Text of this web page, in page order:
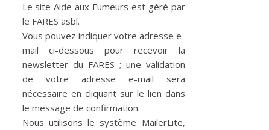
Le site Aide aux Fumeurs est géré par
le FARES asbl.
Vous pouvez indiquer votre adresse e-
mail ci-dessous pour recevoir la
newsletter du FARES ; une validation
de votre adresse e-mail sera
nécessaire en cliquant sur le lien dans
le message de confirmation.
Nous utilisons le système MailerLite,